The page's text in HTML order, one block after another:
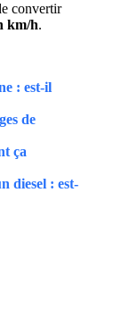
convertir
km/h.
: est-il
de
ça
diesel : est-